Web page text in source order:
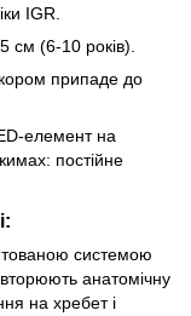
IGR.
см (6-10 років).
припаде до
елемент на
постійне
системою
анатомічну
на хребет і